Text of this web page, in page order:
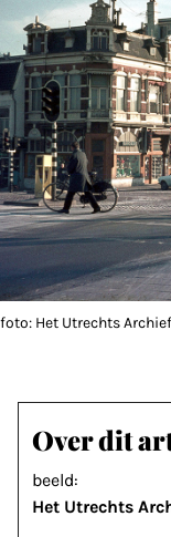
foto: Het Utrechts
Over dit
beeld:
Het Utrechts